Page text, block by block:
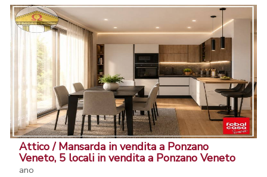
Attico / Mansarda in vendita a Ponzano
Veneto, 5 locali in vendita a Ponzano Veneto
ano